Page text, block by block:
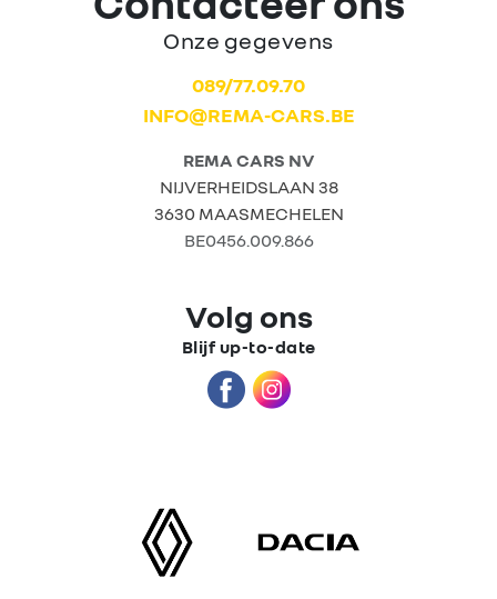
Home
Tweedehands
wagens
Stock wagens
Carrosserie
Wie zijn we?
Onze gegevens
089/77.09.70
INFO@REMA-CARS.BE
REMA CARS NV
NIJVERHEIDSLAAN 38
3630 MAASMECHELEN
BE0456.009.866
Volg ons
Blijf up-to-date